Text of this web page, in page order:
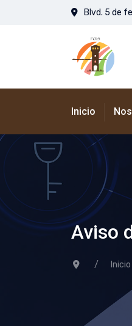
Blvd. 5 de
Inicio
Aviso
Inicio